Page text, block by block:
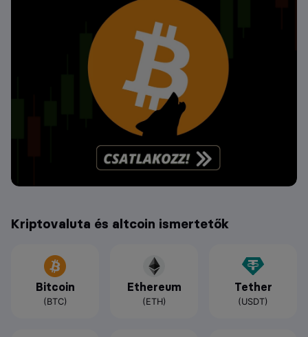
Kriptovaluta és altcoin ismertetők
Bitcoin
(BTC)
Ethereum
(ETH)
Tether
(USDT)